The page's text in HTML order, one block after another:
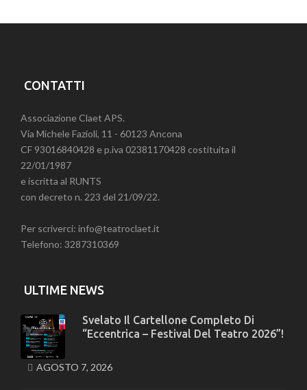
CONTATTI
Associazione Claet APS.
Via Michele Fazioli, 11 - 60123 Ancona
CF 93016840428 e p.iva 02381170428 costituita il
22/01/1987
e iscritta al RUNTS
con decreto n. 223 del 21/09/22.
Per scriverci: info@teatroclaet.it
Telefono: 3287310369
ULTIME NEWS
Svelato Il Cartellone Completo Di
“Eccentrica – Festival Del Teatro 2026”!
AGOSTO 7, 2026